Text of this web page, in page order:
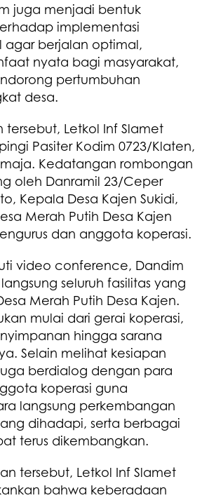
juga menjadi bentuk
implementasi
agar berjalan optimal,
nyata bagi masyarakat,
pertumbuhan
desa.
tersebut, Letkol Inf Slamet
Pasiter Kodim 0723/Klaten,
Kedatangan rombongan
oleh Danramil 23/Ceper
Kepala Desa Kajen Sukidi,
Merah Putih Desa Kajen
dan anggota koperasi.
video conference, Dandim
seluruh fasilitas yang
Merah Putih Desa Kajen.
mulai dari gerai koperasi,
hingga sarana
Selain melihat kesiapan
berdialog dengan para
koperasi guna
langsung perkembangan
dihadapi, serta berbagai
terus dikembangkan.
tersebut, Letkol Inf Slamet
bahwa keberadaan